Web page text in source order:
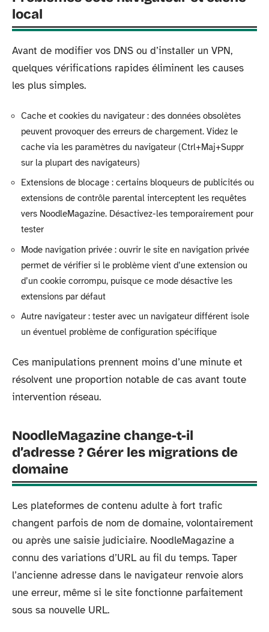
local
Avant de modifier vos DNS ou d’installer un VPN,
quelques vérifications rapides éliminent les causes
les plus simples.
Cache et cookies du navigateur : des données obsolètes
peuvent provoquer des erreurs de chargement. Videz le
cache via les paramètres du navigateur (Ctrl+Maj+Suppr
sur la plupart des navigateurs)
Extensions de blocage : certains bloqueurs de publicités ou
extensions de contrôle parental interceptent les requêtes
vers NoodleMagazine. Désactivez-les temporairement pour
tester
Mode navigation privée : ouvrir le site en navigation privée
permet de vérifier si le problème vient d’une extension ou
d’un cookie corrompu, puisque ce mode désactive les
extensions par défaut
Autre navigateur : tester avec un navigateur différent isole
un éventuel problème de configuration spécifique
Ces manipulations prennent moins d’une minute et
résolvent une proportion notable de cas avant toute
intervention réseau.
NoodleMagazine change-t-il
d’adresse ? Gérer les migrations de
domaine
Les plateformes de contenu adulte à fort trafic
changent parfois de nom de domaine, volontairement
ou après une saisie judiciaire. NoodleMagazine a
connu des variations d’URL au fil du temps. Taper
l’ancienne adresse dans le navigateur renvoie alors
une erreur, même si le site fonctionne parfaitement
sous sa nouvelle URL.